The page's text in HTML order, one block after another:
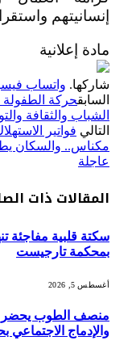
إنسانيتهم
مادة إعلانية
شاركها. واتساب
السابقحركة الطفولة
الشباب والثقافة
التالي فواتير
مكناس.. والسكان
عاجلة
المقالات ذات
سكتة قلبية مفاجئة
بمحكمة تارجيست
أغسطس 5, 2026
منصف الطوب يحضر
والإدماج الاجتماعي